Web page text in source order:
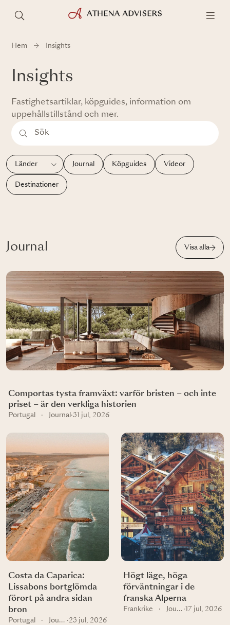
Hem Insights
Insights
Fastighetsartiklar, köpguides, information om
uppehållstillstånd och mer.
Journal Köpguides Videor
Destinationer
Journal Visa alla
Comportas tysta framväxt: varför bristen – och inte
priset – är den verkliga historien
Portugal · Journal ·31 jul, 2026
Costa da Caparica:
Lissabons bortglömda
förort på andra sidan
bron
Portugal · Journal ·23 jul, 2026
Högt läge, höga
förväntningar i de
franska Alperna
Frankrike · Journal · 17 jul, 2026